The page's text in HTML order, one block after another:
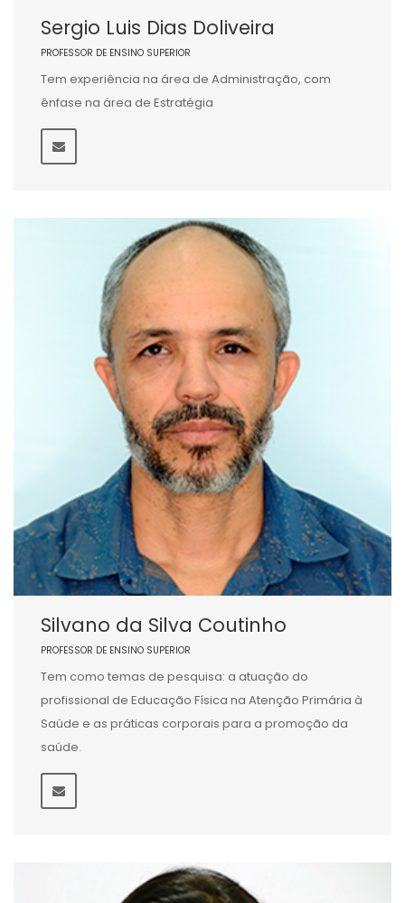
Sergio Luis Dias Doliveira
PROFESSOR DE ENSINO SUPERIOR
Tem experiência na área de Administração, com
ênfase na área de Estratégia
Silvano da Silva Coutinho
PROFESSOR DE ENSINO SUPERIOR
Tem como temas de pesquisa: a atuação do
profissional de Educação Física na Atenção Primária à
Saúde e as práticas corporais para a promoção da
saúde.